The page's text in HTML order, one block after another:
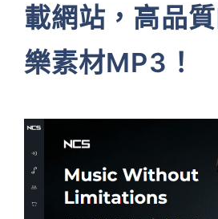
載網站，高品
樂素材MP3！